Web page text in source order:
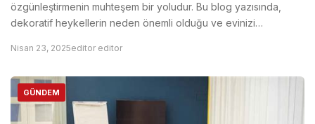
özgünleştirmenin muhteşem bir yoludur. Bu blog yazısında,
dekoratif heykellerin neden önemli olduğu ve evinizi…
Nisan 23, 2025editor editor
GÜNDEM